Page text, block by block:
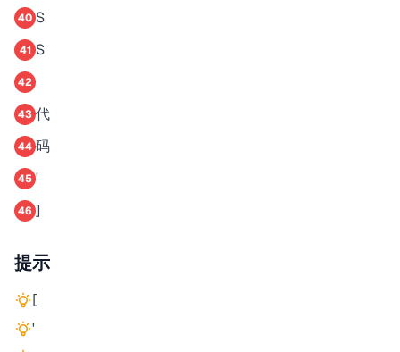
40 S
41 S
42
43 代
44 码
45 '
46 ]
提示
[
'